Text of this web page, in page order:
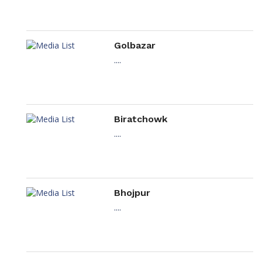
Golbazar
....
Biratchowk
....
Bhojpur
....